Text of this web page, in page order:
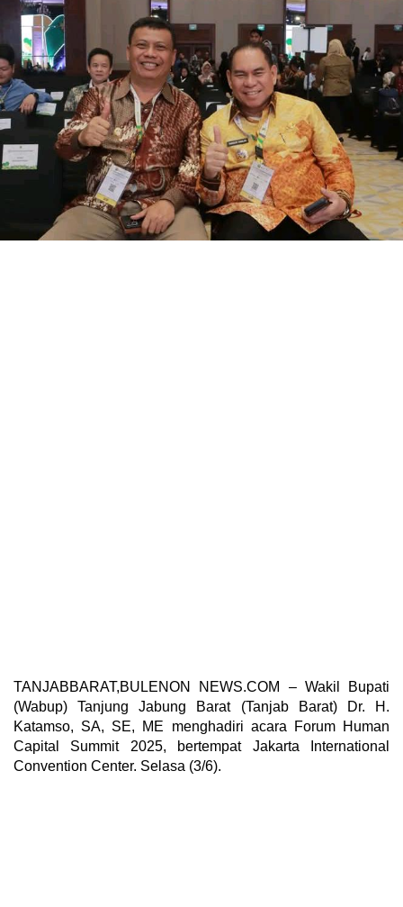
TANJABBARAT,BULENON NEWS.COM – Wakil Bupati
(Wabup) Tanjung Jabung Barat (Tanjab Barat) Dr. H.
Katamso, SA, SE, ME menghadiri acara Forum Human
Capital Summit 2025, bertempat Jakarta International
Convention Center. Selasa (3/6).